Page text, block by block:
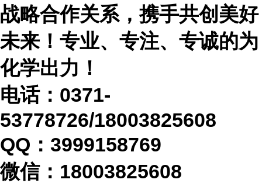
战略合作关系，携手共创美好
未来！专业、专注、专诚的为
化学出力！
电话： 0371-
53778726/18003825608
QQ：3999158769
微信： 18003825608